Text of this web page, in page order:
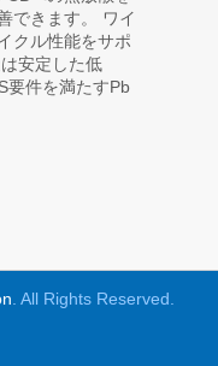
できます。 ワイ
クル性能をサポ
安定した低
要件を満たすPb
. All Rights Reserved.